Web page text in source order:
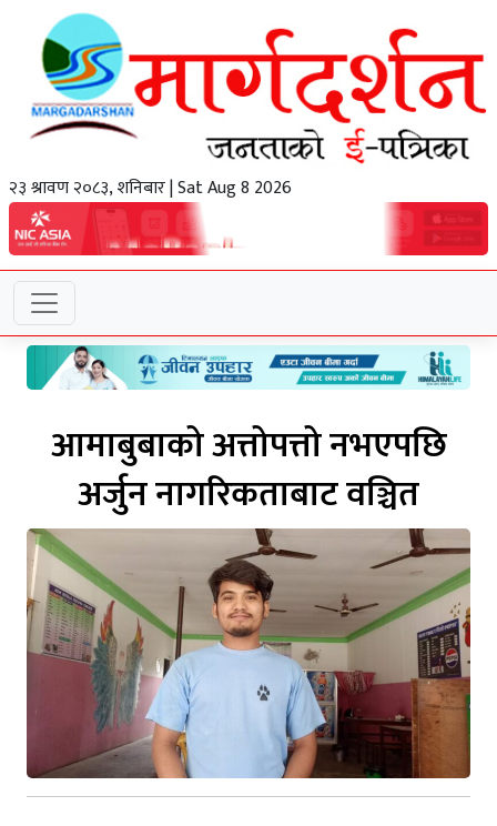
२३ श्रावण २०८३, शनिबार | Sat Aug 8 2026
आमाबुबाको अत्तोपत्तो नभएपछि
अर्जुन नागरिकताबाट वञ्चित